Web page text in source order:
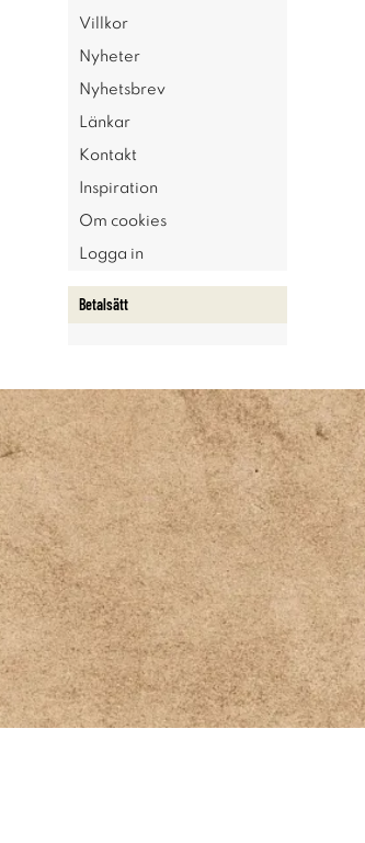
Villkor
Nyheter
Nyhetsbrev
Länkar
Kontakt
Inspiration
Om cookies
Logga in
Betalsätt